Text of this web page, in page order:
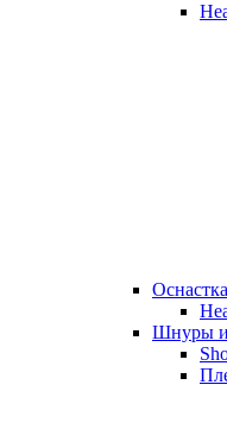
Оснастка
Шнуры и